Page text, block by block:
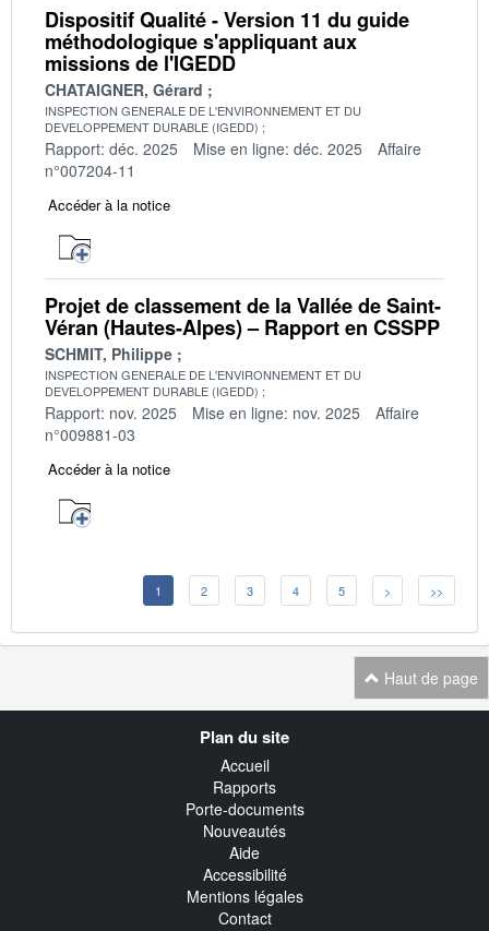
Dispositif Qualité - Version 11 du guide
méthodologique s'appliquant aux
missions de l'IGEDD
CHATAIGNER, Gérard
INSPECTION GENERALE DE L'ENVIRONNEMENT ET DU
DEVELOPPEMENT DURABLE (IGEDD)
Rapport: déc. 2025 Mise en ligne: déc. 2025
Affaire
n°007204-11
Accéder à la notice
Projet de classement de la Vallée de Saint-
Véran (Hautes-Alpes) – Rapport en CSSPP
SCHMIT, Philippe
INSPECTION GENERALE DE L'ENVIRONNEMENT ET DU
DEVELOPPEMENT DURABLE (IGEDD)
Rapport: nov. 2025 Mise en ligne: nov. 2025
Affaire
n°009881-03
Accéder à la notice
1 2 3 4 5 > >>
Haut de page
Plan du site
Accueil
Rapports
Porte-documents
Nouveautés
Aide
Accessibilité
Mentions légales
Contact